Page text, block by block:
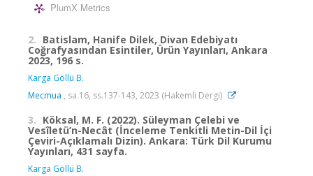
PlumX Metrics
2. Batislam, Hanife Dilek, Divan Edebiyatı
Coğrafyasından Esintiler, Ürün Yayınları, Ankara
2023, 196 s.
Karga Göllü B.
Mecmua , sa.16, ss.137-143, 2023 (Hakemli Dergi)
3. Köksal, M. F. (2022). Süleyman Çelebi ve
Vesîletü’n-Necât (İnceleme Tenkitli Metin-Dil İçi
Çeviri-Açıklamalı Dizin). Ankara: Türk Dil Kurumu
Yayınları, 431 sayfa.
Karga Göllü B.